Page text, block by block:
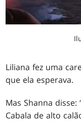
Liliana fez uma
que ela esperava.
Mas Shanna
Cabala de alto